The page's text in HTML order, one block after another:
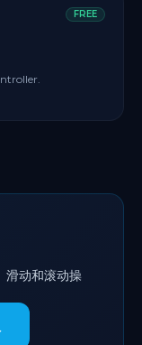
FREE
滑动和滚动操